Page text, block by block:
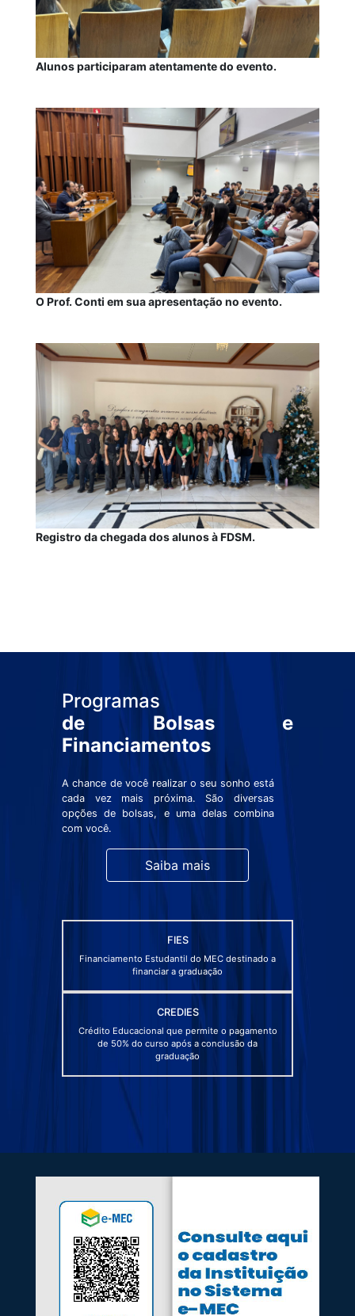
Alunos participaram atentamente do evento.
O Prof. Conti em sua apresentação no evento.
Registro da chegada dos alunos à FDSM.
Programas
de Bolsas e
Financiamentos
A chance de você realizar o seu sonho está
cada vez mais próxima. São diversas
opções de bolsas, e uma delas combina
com você.
Saiba mais
FIES
Financiamento Estudantil do MEC destinado a
financiar a graduação
CREDIES
Crédito Educacional que permite o pagamento
de 50% do curso após a conclusão da
graduação